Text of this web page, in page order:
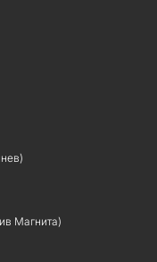
Магнита)